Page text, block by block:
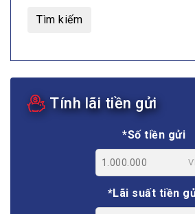
Tìm kiếm
Tính lãi tiền gửi
*Số tiền gửi
*Lãi suất tiền